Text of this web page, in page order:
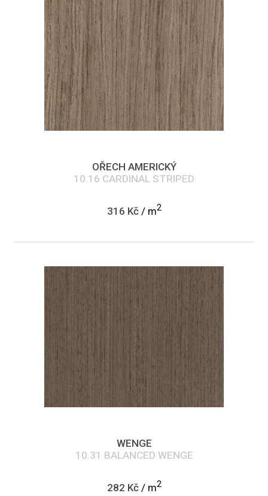
OŘECH AMERICKÝ
10.16 CARDINAL STRIPED
316 Kč/ m2
WENGE
10.31 BALANCED WENGE
282 Kč/ m2